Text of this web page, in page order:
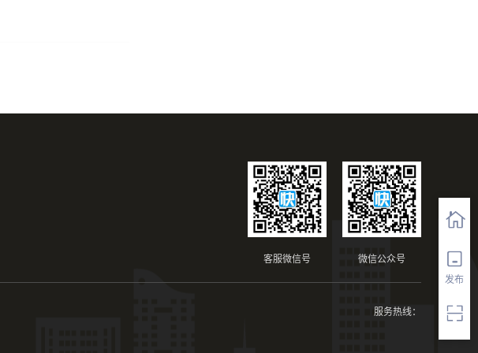
发布
微信公众号
客服微信号
服务热线：